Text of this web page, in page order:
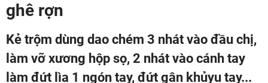
ghê rợn
Kẻ trộm dùng dao chém 3 nhát vào đầu chị,
làm vỡ xương hộp sọ, 2 nhát vào cánh tay
làm đứt lìa 1 ngón tay, đứt gân khủyu tay...